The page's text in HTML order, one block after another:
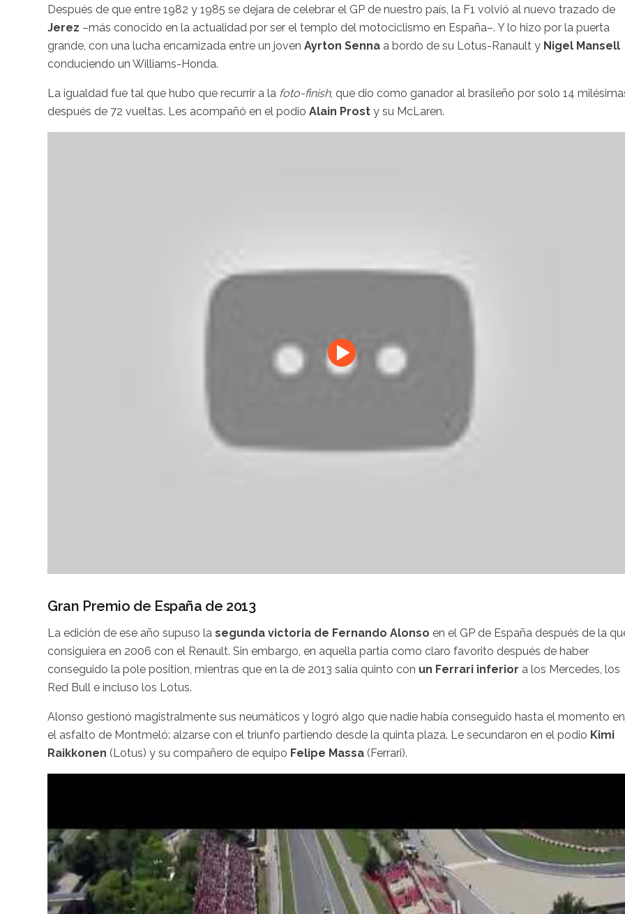
Después de que entre 1982 y 1985 se dejara de celebrar el GP de nuestro país, la F1 volvió al nuevo trazado de
Jerez –más conocido en la actualidad por ser el templo del motociclismo en España–. Y lo hizo por la puerta
grande, con una lucha encarnizada entre un joven Ayrton Senna a bordo de su Lotus-Ranault y Nigel Mansell
conduciendo un Williams-Honda.
La igualdad fue tal que hubo que recurrir a la foto-finish, que dio como ganador al brasileño por solo 14
después de 72 vueltas. Les acompañó en el podio Alain Prost y su McLaren.
Gran Premio de España de 2013
La edición de ese año supuso la segunda victoria de Fernando Alonso en el GP de España después de la
consiguiera en 2006 con el Renault. Sin embargo, en aquella partía como claro favorito después de haber
conseguido la pole position, mientras que en la de 2013 salía quinto con un Ferrari inferior a los Mercedes, los
Red Bull e incluso los Lotus.
Alonso gestionó magistralmente sus neumáticos y logró algo que nadie había conseguido hasta el momento en
el asfalto de Montmeló: alzarse con el triunfo partiendo desde la quinta plaza. Le secundaron en el podio Kimi
Raikkonen (Lotus) y su compañero de equipo Felipe Massa (Ferrari).